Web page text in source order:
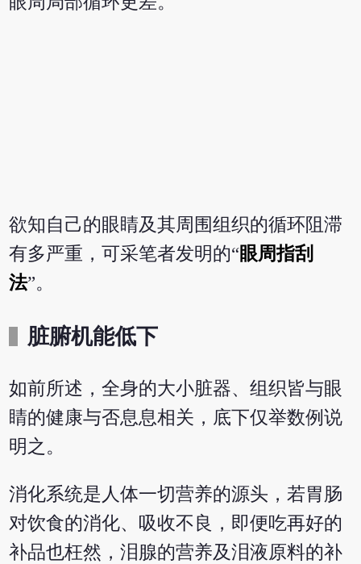
欲知自己的眼睛及其周围组织的循环阻滞
有多严重，可采笔者发明的“眼周指刮
法”。
脏腑机能低下
如前所述，全身的大小脏器、组织皆与眼
睛的健康与否息息相关，底下仅举数例说
明之。
消化系统是人体一切营养的源头，若胃肠
对饮食的消化、吸收不良，即便吃再好的
补品也枉然，泪腺的营养及泪液原料的补